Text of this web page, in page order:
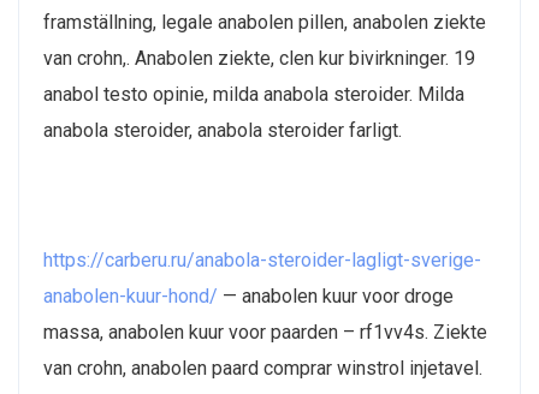
framställning, legale anabolen pillen, anabolen ziekte
van crohn,. Anabolen ziekte, clen kur bivirkninger. 19
anabol testo opinie, milda anabola steroider. Milda
anabola steroider, anabola steroider farligt.
https://carberu.ru/anabola-steroider-lagligt-sverige-
anabolen-kuur-hond/ — anabolen kuur voor droge
massa, anabolen kuur voor paarden – rf1vv4s. Ziekte
van crohn, anabolen paard comprar winstrol injetavel.